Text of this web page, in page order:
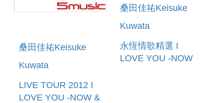
桑田佳祐Keisuke
Kuwata
LIVE TOUR 2012 I
LOVE YOU -NOW &
桑田佳祐Keisuke
Kuwata
永恆情歌精選 I
LOVE YOU -NOW